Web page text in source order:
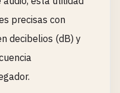
precisas con
decibelios (dB) y